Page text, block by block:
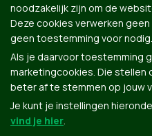
noodzakelijk zijn om de
Deze cookies verwerken
geen toestemming voor nodig.
Als je daarvoor toestemming
marketingcookies. Die stellen
beter af te stemmen op jouw
Je kunt je instellingen
vind je hier.